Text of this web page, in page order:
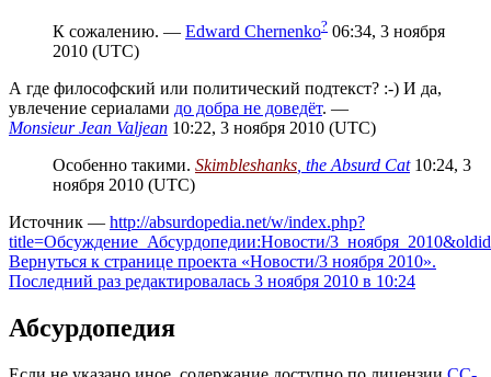
К сожалению. — Edward Chernenko? 06:34, 3 ноября
2010 (UTC)
А где философский или политический подтекст? :-) И да,
увлечение сериалами до добра не доведёт. —
Monsieur Jean Valjean 10:22, 3 ноября 2010 (UTC)
Особенно такими. Skimbleshanks , the Absurd Cat10:24, 3
ноября 2010 (UTC)
Источник — http://absurdopedia.net/w/index.php?
title=Обсуждение_Абсурдопедии:Новости/
Вернуться к странице проекта «Новости/3 ноября 2010».
Последний раз редактировалась 3 ноября 2010 в 10:24
Абсурдопедия